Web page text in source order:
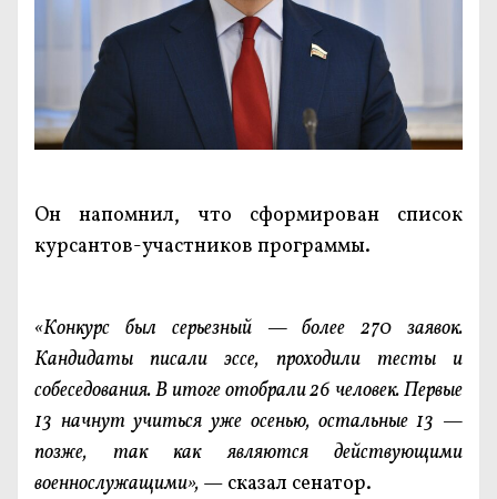
Он напомнил, что сформирован список
курсантов-участников программы.
«Конкурс был серьезный — более 270 заявок.
Кандидаты писали эссе, проходили тесты и
собеседования. В итоге отобрали 26 человек. Первые
13 начнут учиться уже осенью, остальные 13 —
позже, так как являются действующими
военнослужащими», — сказал сенатор.